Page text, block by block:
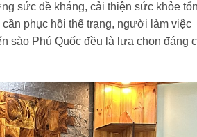
sức đề kháng, cải thiện sức khỏe
phục hồi thể trạng, người làm việc
sào Phú Quốc đều là lựa chọn đáng